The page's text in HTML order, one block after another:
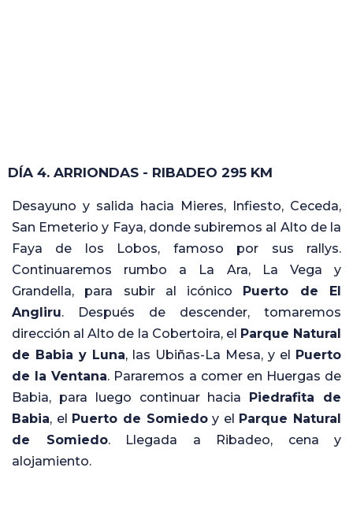
DÍA 4. ARRIONDAS - RIBADEO 295 KM
Desayuno y salida hacia Mieres, Infiesto, Ceceda,
San Emeterio y Faya, donde subiremos al Alto de la
Faya de los Lobos, famoso por sus rallys.
Continuaremos rumbo a La Ara, La Vega y
Grandella, para subir al icónico
Puerto de El
Angliru. Después de descender, tomaremos
dirección al Alto de la Cobertoira, el Parque Natural
de Babia y Luna, las Ubiñas-La Mesa, y el
Puerto
de la Ventana. Pararemos a comer en Huergas de
Babia, para luego continuar hacia
Piedrafita de
Babia, el Puerto de Somiedoy el
Parque Natural
de Somiedo. Llegada a Ribadeo, cena y
alojamiento.